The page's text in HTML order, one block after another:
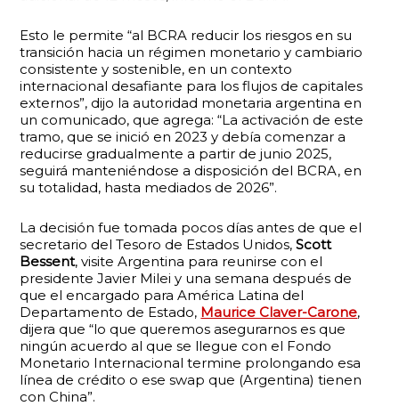
Esto le permite “al BCRA reducir los riesgos en su
transición hacia un régimen monetario y cambiario
consistente y sostenible, en un contexto
internacional desafiante para los flujos de capitales
externos”, dijo la autoridad monetaria argentina en
un comunicado, que agrega: “La activación de este
tramo, que se inició en 2023 y debía comenzar a
reducirse gradualmente a partir de junio 2025,
seguirá manteniéndose a disposición del BCRA, en
su totalidad, hasta mediados de 2026”.
La decisión fue tomada pocos días antes de que el
secretario del Tesoro de Estados Unidos,Scott
Bessent, visite Argentina para reunirse con el
presidente Javier Milei y una semana después de
que el encargado para América Latina del
Departamento de Estado, Maurice Claver-Carone,
dijera que “lo que queremos asegurarnos es que
ningún acuerdo al que se llegue con el Fondo
Monetario Internacional termine prolongando esa
línea de crédito o ese swap que (Argentina) tienen
con China”.